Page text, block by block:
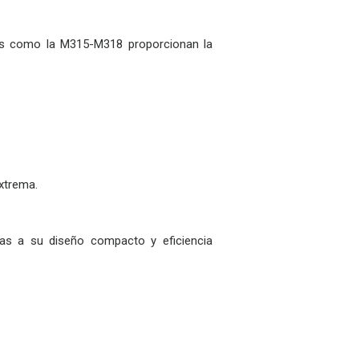
como laM315-M318 proporcionan la
a su diseño compacto y eficiencia